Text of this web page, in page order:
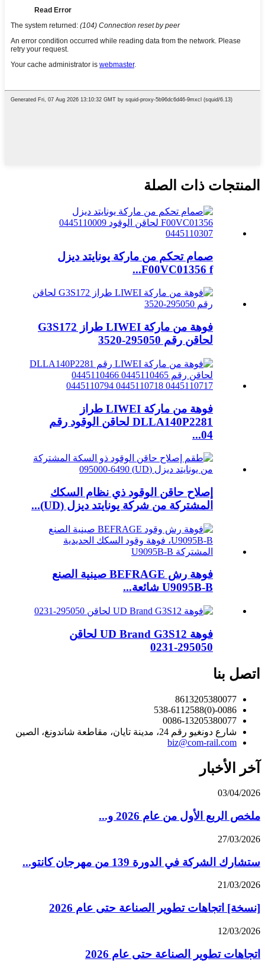
المنتجات ذات الصلة
صمام تحكم من ماركة يونايتد ديزل
F00VC01356 f...
فوهة من ماركة LIWEI طراز G3S172
لحاقن رقم 295050-3520
فوهة من ماركة LIWEI طراز
DLLA140P2281 لحاقن الوقود رقم
04...
إصلاح حاقن الوقود ذي نظام السكك
المشتركة من شركة يونايتد ديزل (UD)...
فوهة رش BEFRAGE صينية الصنع
U9095B-B شائعة...
فوهة UD Brand G3S12 لحاقن
295050-0231
اتصل بنا
8613205380077
0086-(0)538-6112588
0086-13205380077
شارع دونغيو رقم 24، مدينة تايان، مقاطعة شاندونغ، الصين
biz@com-rail.com
آخر الأخبار
03/04/2026
ملخص الربع الأول من عام 2026 و...
27/03/2026
ستشارك الشركة في الدورة 139 من مهرجان كانتو...
21/03/2026
[نسخة] اتجاهات تطوير الصناعة حتى عام 2026
12/03/2026
اتجاهات تطوير الصناعة حتى عام 2026